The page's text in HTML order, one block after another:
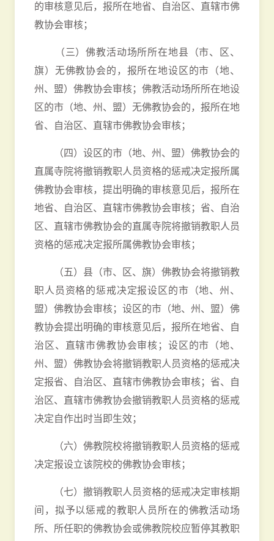
的审核意见后，报所在地省、自治区、直辖市佛
教协会审核；
（三）佛教活动场所所在地县（市、区、
旗）无佛教协会的，报所在地设区的市（地、
州、盟）佛教协会审核；佛教活动场所所在地设
区的市（地、州、盟）无佛教协会的，报所在地
省、自治区、直辖市佛教协会审核；
（四）设区的市（地、州、盟）佛教协会的
直属寺院将撤销教职人员资格的惩戒决定报所属
佛教协会审核，提出明确的审核意见后，报所在
地省、自治区、直辖市佛教协会审核；省、自治
区、直辖市佛教协会的直属寺院将撤销教职人员
资格的惩戒决定报所属佛教协会审核；
（五）县（市、区、旗）佛教协会将撤销教
职人员资格的惩戒决定报设区的市（地、州、
盟）佛教协会审核；设区的市（地、州、盟）佛
教协会提出明确的审核意见后，报所在地省、自
治区、直辖市佛教协会审核；设区的市（地、
州、盟）佛教协会将撤销教职人员资格的惩戒决
定报省、自治区、直辖市佛教协会审核；省、自
治区、直辖市佛教协会撤销教职人员资格的惩戒
决定自作出时当即生效；
（六）佛教院校将撤销教职人员资格的惩戒
决定报设立该院校的佛教协会审核；
（七）撤销教职人员资格的惩戒决定审核期
间，拟予以惩戒的教职人员所在的佛教活动场
所、所任职的佛教协会或佛教院校应暂停其教职